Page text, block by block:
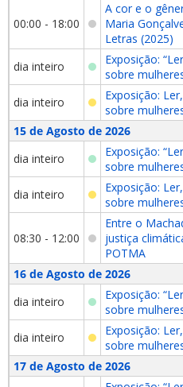
00:00 - 18:00
A cor e o
Maria
Letras (2025)
dia inteiro
Exposição:
sobre
dia inteiro
Exposição:
sobre
15 de Agosto de 2026
dia inteiro
Exposição:
sobre
dia inteiro
Exposição:
sobre
08:30 - 12:00
Entre o
justiça
POTMA
16 de Agosto de 2026
dia inteiro
Exposição:
sobre
dia inteiro
Exposição:
sobre
17 de Agosto de 2026